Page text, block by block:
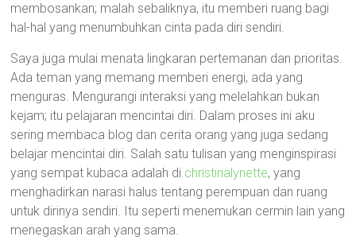
membosankan; malah sebaliknya, itu memberi ruang bagi
hal-hal yang menumbuhkan cinta pada diri sendiri.
Saya juga mulai menata lingkaran pertemanan dan prioritas.
Ada teman yang memang memberi energi, ada yang
menguras. Mengurangi interaksi yang melelahkan bukan
kejam; itu pelajaran mencintai diri. Dalam proses ini aku
sering membaca blog dan cerita orang yang juga sedang
belajar mencintai diri. Salah satu tulisan yang menginspirasi
yang sempat kubaca adalah di christinalynette, yang
menghadirkan narasi halus tentang perempuan dan ruang
untuk dirinya sendiri. Itu seperti menemukan cermin lain yang
menegaskan arah yang sama.